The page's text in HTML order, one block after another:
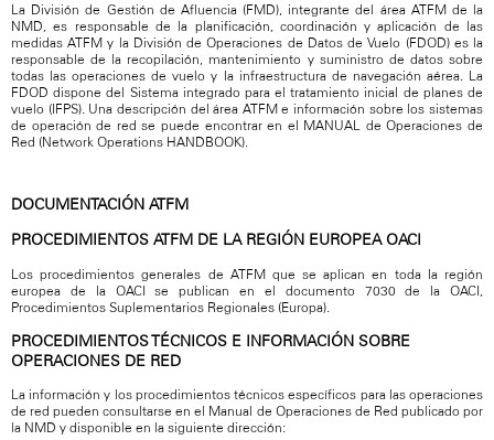
La División de Gestión de Afluencia (FMD), integrante del área ATFM de la
NMD, es responsable de la planificación, coordinación y aplicación de las
medidas ATFM y la División de Operaciones de Datos de Vuelo (FDOD) es la
responsable de la recopilación, mantenimiento y suministro de datos sobre
todas las operaciones de vuelo y la infraestructura de navegación aérea. La
FDOD dispone del Sistema integrado para el tratamiento inicial de planes de
vuelo (IFPS). Una descripción del área ATFM e información sobre los sistemas
de operación de red se puede encontrar en el MANUAL de Operaciones de
Red (Network Operations HANDBOOK).
DOCUMENTACIÓN ATFM
PROCEDIMIENTOS ATFM DE LA REGIÓN EUROPEA OACI
Los procedimientos generales de ATFM que se aplican en toda la región
europea de la OACI se publican en el documento 7030 de la OACI,
Procedimientos Suplementarios Regionales (Europa).
PROCEDIMIENTOS TÉCNICOS E INFORMACIÓN SOBRE
OPERACIONES DE RED
La información y los procedimientos técnicos específicos para las operaciones
de red pueden consultarse en el Manual de Operaciones de Red publicado por
la NMD y disponible en la siguiente dirección: